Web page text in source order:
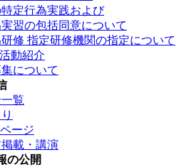
定行為実践および
習の包括同意について
修 指定研修機関の指定について
動紹介
について
覧
ージ
掲載・講演
の公開